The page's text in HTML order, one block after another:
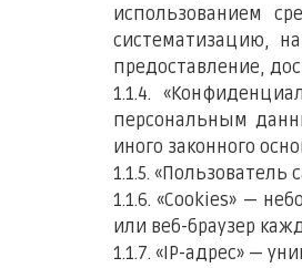
использованием
систематизацию,
предоставление,
1.1.4.
персональным
иного законного
1.1.5.
1.1.6. «Cookies» —
или веб-браузер
1.1.7. «IP-адрес» —